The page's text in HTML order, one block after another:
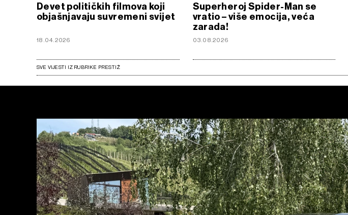
Devet političkih filmova koji
objašnjavaju suvremeni svijet
18.04.2026
Superheroj Spider-Man se
vratio – više emocija, veća
zarada!
03.08.2026
SVE VIJESTI IZ RUBRIKE PRESTIŽ